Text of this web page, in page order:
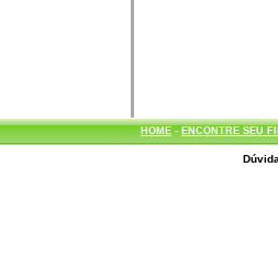
HOME- ENCONTRE SEU